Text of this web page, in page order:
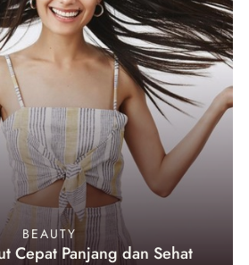
BEAUTY
Cepat Panjang dan Sehat